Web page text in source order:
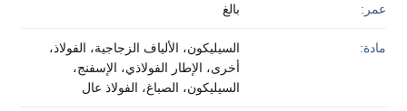
عمر: بالغ
مادة:
السيليكون، الألياف الزجاجية، الفولاذ،
أخرى، الإطار الفولاذي، الإسفنج،
السيليكون، الصباغ، الفولاذ عال